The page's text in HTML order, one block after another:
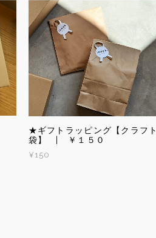
★ギフトラッピング【クラフト
袋】 | ￥１５０
¥150